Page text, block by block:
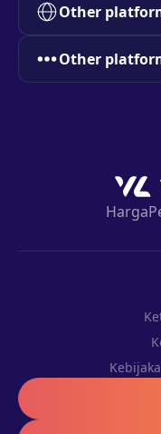
Other
Other
Harga